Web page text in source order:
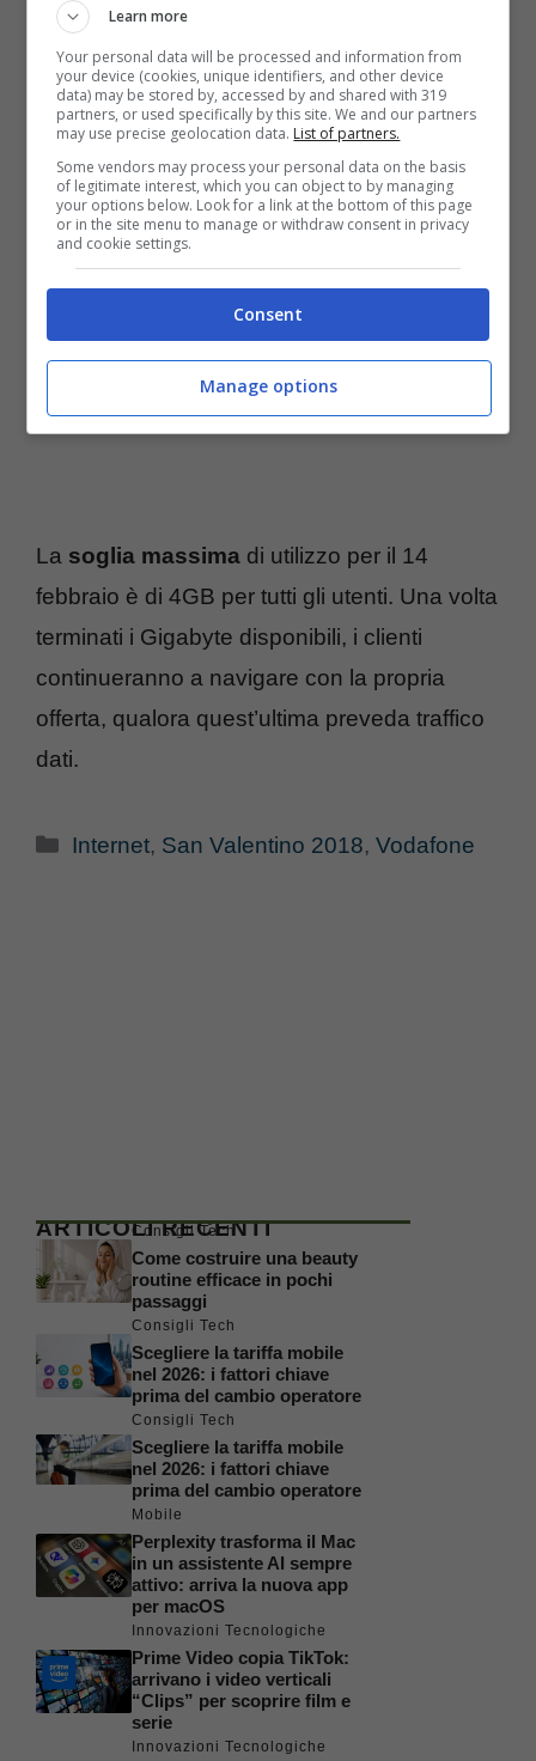
La soglia massima di utilizzo per il 14
febbraio è di 4GB per tutti gli utenti. Una volta
terminati i Gigabyte disponibili, i clienti
continueranno a navigare con la propria
offerta, qualora quest’ultima preveda traffico
dati.
Categorie
Internet, San Valentino 2018,Vodafone
ARTICOLI RECENTI
Consigli Tech
Come costruire una beauty
routine efficace in pochi
passaggi
Consigli Tech
Scegliere la tariffa mobile
nel 2026: i fattori chiave
prima del cambio operatore
Consigli Tech
Scegliere la tariffa mobile
nel 2026: i fattori chiave
prima del cambio operatore
Mobile
Perplexity trasforma il Mac
in un assistente AI sempre
attivo: arriva la nuova app
per macOS
Innovazioni Tecnologiche
Prime Video copia TikTok:
arrivano i video verticali
“Clips” per scoprire film e
serie
Innovazioni Tecnologiche
Learn more
Your personal data will be processed and information from
your device (cookies, unique identifiers, and other device
data) may be stored by, accessed by and shared with 319
partners, or used specifically by this site. We and our partners
may use precise geolocation data. List of partners.
Some vendors may process your personal data on the basis
of legitimate interest, which you can object to by managing
your options below. Look for a link at the bottom of this page
or in the site menu to manage or withdraw consent in privacy
and cookie settings.
Consent
Manage options